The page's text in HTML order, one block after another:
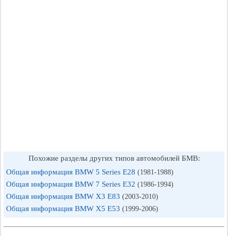
Похожие разделы других типов автомобилей БМВ:
Общая информация BMW 5 Series E28 (1981-1988)
Общая информация BMW 7 Series E32 (1986-1994)
Общая информация BMW X3 E83 (2003-2010)
Общая информация BMW X5 E53 (1999-2006)